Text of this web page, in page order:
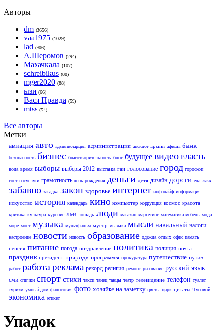
Авторы
dm (3656)
vaa1975 (1029)
lad (906)
А.Шеромов (294)
Махачкала (107)
schreibikus (88)
mger2020 (88)
ызи (66)
Вася Правда (59)
mtss (54)
Все авторы
Метки
авиация авто администарция администрация анекдот армия афиша банк
безопасность бизнес благотворительность блог будущее видеовласть
вода время выборы выборы 2012 выставка гаи голосование город гороскоп
гост госуслуги грамотность день рождения деньги дети дизайн дороги еда жкх
забавно загадка закон здоровье интернет инфолайф информация
искусство история календарь кино компьютер коррупция космос красота
критика культура курение ЛМЗ лошадь люди магазин маркетинг математика мебель мода
море мост музыка мультфильм мусор мызыка мысли навальный налоги
настроение новости новость образование одежда отдых офис память
пенсия питание погода поздравление политика полиция почта
праздник президент природа программы прокуратура путешествие путин
работ работа реклама рекорд религия ремонт рисование русский язык
сми спички спорт стихи такси танец танцы театр телевидение телефон туалет
туризм умный дом филосовия фото хозяйке на заметку цветы цирк цитаты Чусовой
экономика этикет
Упадок